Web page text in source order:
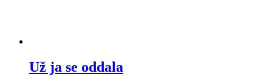
Už ja se oddala